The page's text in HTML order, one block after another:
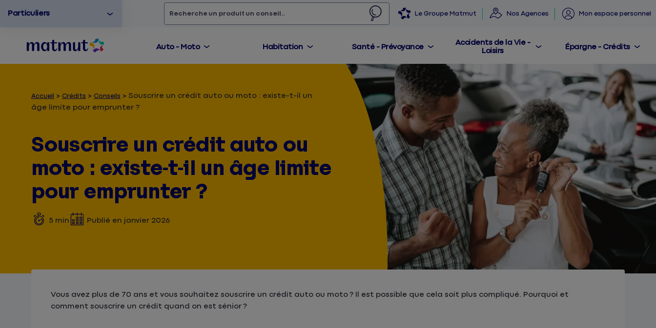
Particuliers Rechercherun produit,un conseil... Le Groupe Matmut Nos Agences Mon espace personnel
Auto - Moto Habitation Santé - Prévoyance
Accidents de la Vie -
Loisirs
Épargne - Crédits
Accueil Crédits Conseils
Souscrire un crédit auto ou moto : existe-t-il un
âge limite pour emprunter ?
Souscrire un crédit auto ou
moto : existe-t-il un âge limite
pour emprunter ?
5 min Publié en janvier 2026
Vous avez plus de 70 ans et vous souhaitez souscrire un crédit auto ou moto ? Il est possible que cela soit plus compliqué. Pourquoi et
comment souscrire un crédit quand on est sénior ?